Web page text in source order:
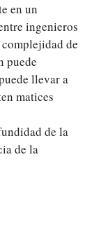
en un
ingenieros
de
puede
llevar a
matices
de la
de la